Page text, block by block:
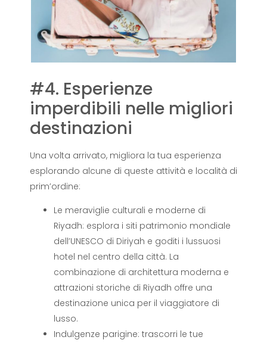
#4. Esperienze
imperdibili nelle migliori
destinazioni
Una volta arrivato, migliora la tua esperienza
esplorando alcune di queste attività e località di
prim’ordine:
Le meraviglie culturali e moderne di
Riyadh: esplora i siti patrimonio mondiale
dell’UNESCO di Diriyah e goditi i lussuosi
hotel nel centro della città. La
combinazione di architettura moderna e
attrazioni storiche di Riyadh offre una
destinazione unica per il viaggiatore di
lusso.
Indulgenze parigine: trascorri le tue